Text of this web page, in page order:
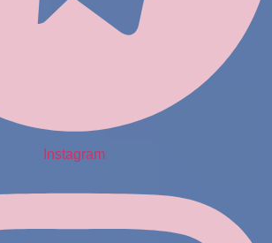
Instagram